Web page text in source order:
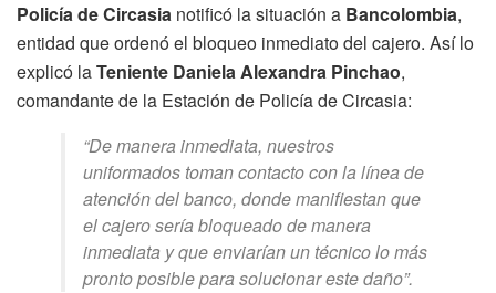
Policía de Circasia notificó la situación a Bancolombia,
entidad que ordenó el bloqueo inmediato del cajero. Así lo
explicó laTeniente Daniela Alexandra Pinchao,
comandante de la Estación de Policía de Circasia:
“De manera inmediata, nuestros
uniformados toman contacto con la línea de
atención del banco, donde manifiestan que
el cajero sería bloqueado de manera
inmediata y que enviarían un técnico lo más
pronto posible para solucionar este daño”.